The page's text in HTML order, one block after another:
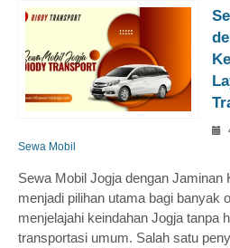
Sewa Mobil
Sewa Mobil Jogja dengan Jaminan
menjadi pilihan utama bagi banyak
menjelajahi keindahan Jogja tanpa
transportasi umum. Salah satu